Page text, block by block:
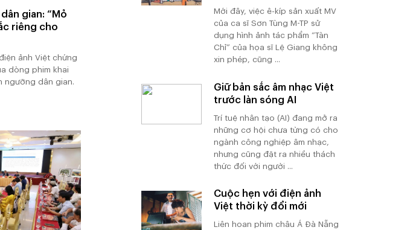
gian: “Mỏ
riêng cho
ảnh Việt chứng
dòng phim khai
ngưỡng dân gian.
Mới đây, việc ê-kíp sản xuất MV
của ca sĩ Sơn Tùng M-TP sử
dụng hình ảnh tác phẩm “Tàn
Chỉ” của họa sĩ Lệ Giang không
xin phép, cũng ...
Giữ bản sắc âm nhạc Việt
trước làn sóng AI
Trí tuệ nhân tạo (AI) đang mở ra
những cơ hội chưa từng có cho
ngành công nghiệp âm nhạc,
nhưng cũng đặt ra nhiều thách
thức đối với người ...
Cuộc hẹn với điện ảnh
Việt thời kỳ đổi mới
Liên hoan phim châu Á Đà Nẵng